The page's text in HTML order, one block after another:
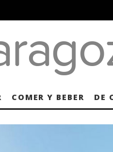
COMER Y BEBER DE